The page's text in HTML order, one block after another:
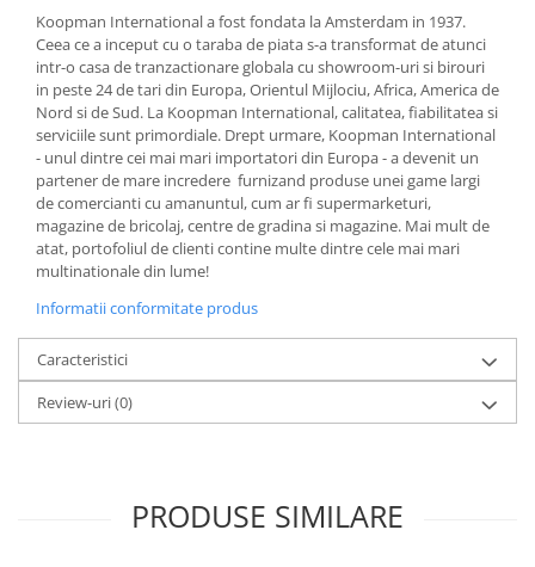
Arzatoare
Cantare de bucatarie
Dispesere detergent
Mixere
Odorizant frigider
Pensule bucatarie
Prosoape bucatarie
Seturi cutite
Ustensile de masurat
Ustensile gatire la aburi
Vase pentru gatit
Capace pentru vase
Oale si cratite
Vesela si tacamuri
Koopman International a fost fondata la Amsterdam in 1937.
Ceea ce a inceput cu o taraba de piata s-a transformat de atunci
intr-o casa de tranzactionare globala cu showroom-uri si birouri
in peste 24 de tari din Europa, Orientul Mijlociu, Africa, America de
Nord si de Sud. La Koopman International, calitatea, fiabilitatea si
serviciile sunt primordiale. Drept urmare, Koopman International
- unul dintre cei mai mari importatori din Europa - a devenit un
partener de mare incredere furnizand produse unei game largi
de comercianti cu amanuntul, cum ar fi supermarketuri,
magazine de bricolaj, centre de gradina si magazine. Mai mult de
atat, portofoliul de clienti contine multe dintre cele mai mari
multinationale din lume!
Informatii conformitate produs
Caracteristici
Review-uri(0)
PRODUSE SIMILARE